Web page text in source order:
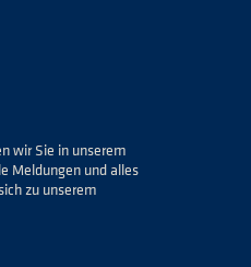
wir Sie in unserem
Meldungen und alles
zu unserem